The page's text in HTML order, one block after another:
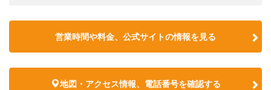
営業時間や料金、公式サイトの情報を見る
地図・アクセス情報、電話番号を確認する